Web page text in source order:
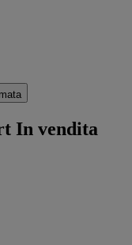
In vendita